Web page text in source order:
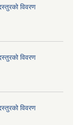
विवरण
विवरण
विवरण